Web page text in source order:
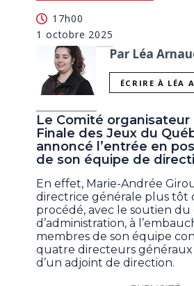
17h00
1 octobre 2025
Par Léa
ÉCRIRE À LÉA
Le Comité organisateur
Finale des Jeux du
annoncé l’entrée en
de son équipe de
En effet, Marie-Andrée
directrice générale plus tôt
procédé, avec le soutien du
d’administration, à
membres de son équipe
quatre directeurs généraux
d’un adjoint de direction.